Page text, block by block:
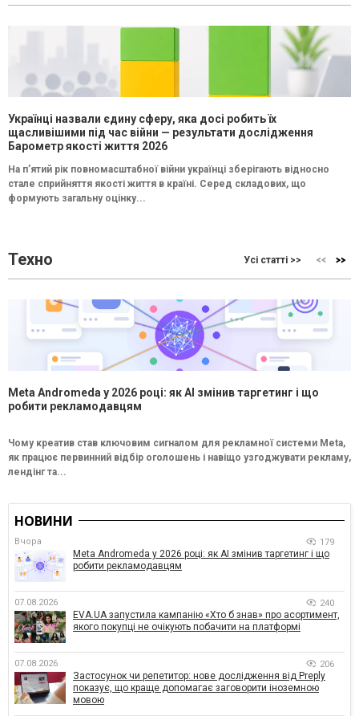
Українці назвали єдину сферу, яка досі робить їх
щасливішими під час війни — результати дослідження
Барометр якості життя 2026
На п’ятий рік повномасштабної війни українці зберігають відносно
стале сприйняття якості життя в країні. Серед складових, що
формують загальну оцінку...
Техно Усі статті >>
Meta Andromeda у 2026 році: як AI змінив таргетинг і що
робити рекламодавцям
Чому креатив став ключовим сигналом для рекламної системи Meta,
як працює первинний відбір оголошень і навіщо узгоджувати рекламу,
лендінг та...
НОВИНИ
Вчора 179
Meta Andromeda у 2026 році: як AI змінив таргетинг і що
робити рекламодавцям
07.08.2026 240
EVA.UA запустила кампанію «Хто б знав» про асортимент,
якого покупці не очікують побачити на платформі
07.08.2026 206
Застосунок чи репетитор: нове дослідження від Preply
показує, що краще допомагає заговорити іноземною
мовою